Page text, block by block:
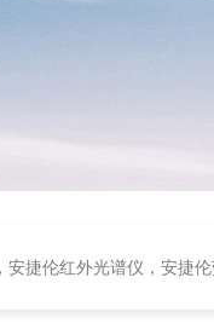
伦荧光光谱仪，泰事达实验室冻干机，布鲁克台式顺